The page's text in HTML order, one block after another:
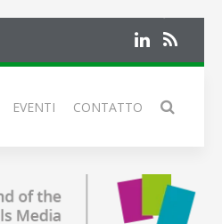
EVENTI CONTATTO